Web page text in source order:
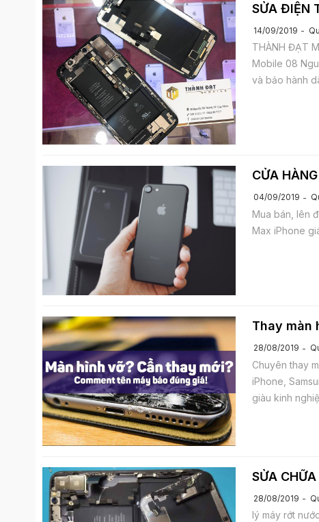
SỬA ĐIỆN
14/09/2019
THÀNH ĐẠT
Mobile 08
và bảo hành
CỬA
04/09/2019
Mua bán, lên
Max iPhone
Thay màn
28/08/2019
Chuyên thay
iPhone,
giàu kinh
SỬA
28/08/2019
lý máy rớt